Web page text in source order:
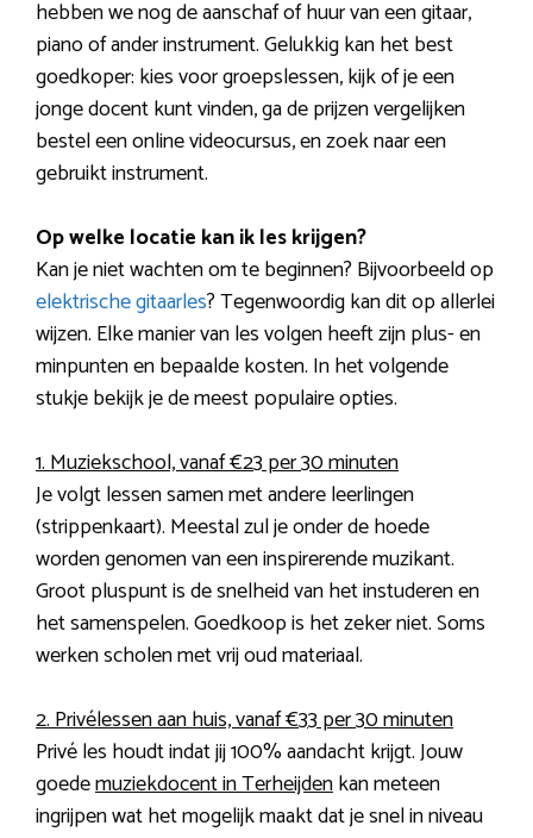
hebben we nog de aanschaf of huur van een gitaar,
piano of ander instrument. Gelukkig kan het best
goedkoper: kies voor groepslessen, kijk of je een
jonge docent kunt vinden, ga de prijzen vergelijken
bestel een online videocursus, en zoek naar een
gebruikt instrument.
Op welke locatie kan ik les krijgen?
Kan je niet wachten om te beginnen? Bijvoorbeeld op
elektrische gitaarles? Tegenwoordig kan dit op allerlei
wijzen. Elke manier van les volgen heeft zijn plus- en
minpunten en bepaalde kosten. In het volgende
stukje bekijk je de meest populaire opties.
1. Muziekschool, vanaf €23 per 30 minuten
Je volgt lessen samen met andere leerlingen
(strippenkaart). Meestal zul je onder de hoede
worden genomen van een inspirerende muzikant.
Groot pluspunt is de snelheid van het instuderen en
het samenspelen. Goedkoop is het zeker niet. Soms
werken scholen met vrij oud materiaal.
2. Privélessen aan huis, vanaf €33 per 30 minuten
Privé les houdt indat jij 100% aandacht krijgt. Jouw
goedemuziekdocent in Terheijdenkan meteen
ingrijpen wat het mogelijk maakt dat je snel in niveau